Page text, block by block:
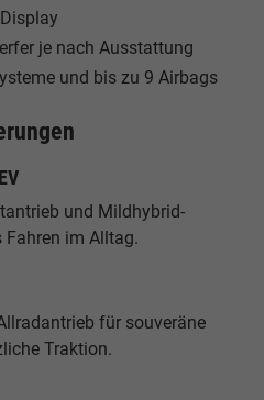
je nach Ausstattung
und bis zu 9 Airbags
und Mildhybrid-
im Alltag.
für souveräne
Traktion.